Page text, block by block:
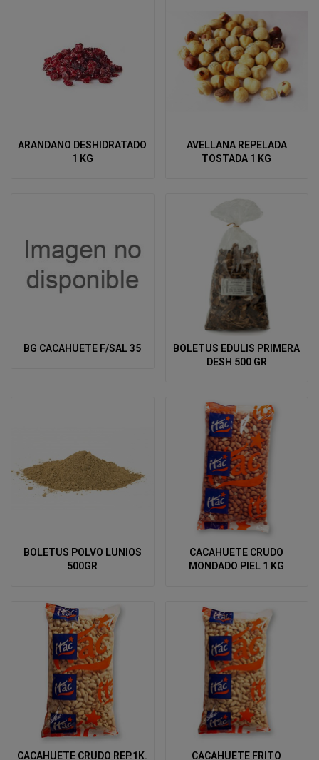
ARANDANO DESHIDRATADO
1 KG
AVELLANA REPELADA
TOSTADA 1 KG
BG CACAHUETE F/SAL 35
BOLETUS EDULIS PRIMERA
DESH 500 GR
BOLETUS POLVO LUNIOS
500GR
CACAHUETE CRUDO
MONDADO PIEL 1 KG
CACAHUETE CRUDO REP.1K. CACAHUETE FRITO